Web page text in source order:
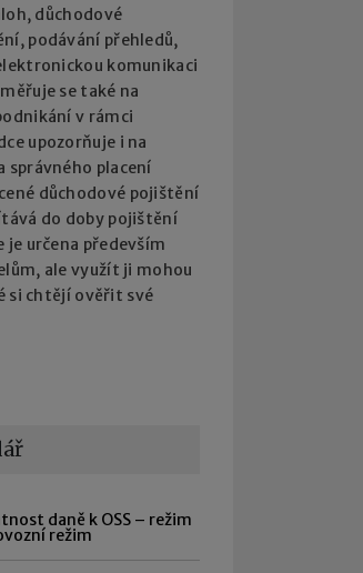
důchodové
podávání přehledů,
komunikaci
se také na
v rámci
upozorňuje i na
správného placení
důchodové pojištění
do doby pojištění
je určena především
ale využít ji mohou
si chtějí ověřit své
daně k OSS – režim
režim